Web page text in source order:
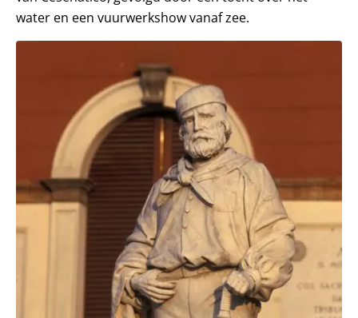
water en een vuurwerkshow vanaf zee.